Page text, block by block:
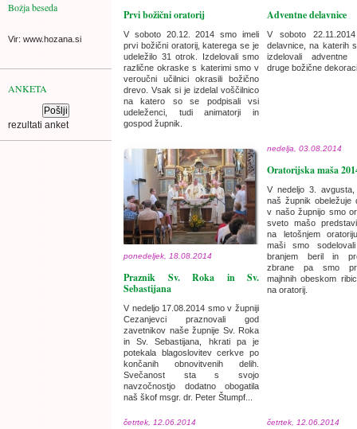
Božja beseda
Vir: www.hozana.si
ANKETA
rezultati anket
Prvi božični oratorij
V soboto 20.12. 2014 smo imeli
prvi božični oratorij, katerega se je
udeležilo 31 otrok. Izdelovali smo
različne okraske s katerimi smo v
veroučni učilnici okrasili božično
drevo. Vsak si je izdelal voščilnico
na katero so se podpisali vsi
udeleženci, tudi animatorji in
gospod župnik.
Adventne delavnice
V soboto
delavnice, na katerih
izdelovali
druge božične
ponedeljek, 18.08.2014
Praznik Sv. Roka in Sv.
Sebastijana
V nedeljo 17.08.2014 smo v župniji
Cezanjevci praznovali god
zavetnikov naše župnije Sv. Roka
in Sv. Sebastijana, hkrati pa je
potekala blagoslovitev cerkve po
končanih obnovitvenih delih.
Svečanost sta s svojo
navzočnostjo dodatno obogatila
naš škof msgr. dr. Peter Štumpf...
nedelja, 03.08.2014
Oratorijska maša
V nedeljo 3.
naš župnik obeležuje
v našo župnijo smo
sveto mašo
na letošnjem
maši smo
branjem beril in
zbrane pa smo
majhnih obeskom
na oratorij.
četrtek, 12.06.2014 četrtek, 12.06.2014